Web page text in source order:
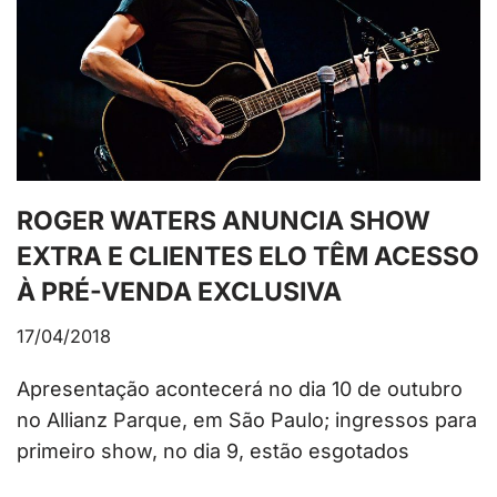
ROGER WATERS ANUNCIA SHOW
EXTRA E CLIENTES ELO TÊM ACESSO
À PRÉ-VENDA EXCLUSIVA
17/04/2018
Apresentação acontecerá no dia 10 de outubro
no Allianz Parque, em São Paulo; ingressos para
primeiro show, no dia 9, estão esgotados